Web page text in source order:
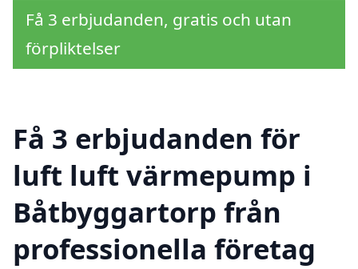
Få 3 erbjudanden, gratis och utan
förpliktelser
Få 3 erbjudanden för
luft luft värmepump i
Båtbyggartorp från
professionella företag